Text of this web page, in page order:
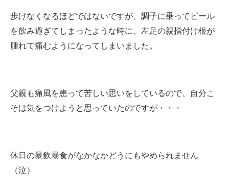
歩けなくなるほどではないですが、調子に乗ってビール
を飲み過ぎてしまったような時に、左足の親指付け根が
腫れて痛むようになってしまいました。
父親も痛風を患って苦しい思いをしているので、自分こ
そは気をつけようと思っていたのですが・・・
休日の暴飲暴食がなかなかどうにもやめられません
（泣）